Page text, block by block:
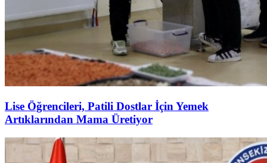
Lise Öğrencileri, Patili Dostlar İçin Yemek
Artıklarından Mama Üretiyor